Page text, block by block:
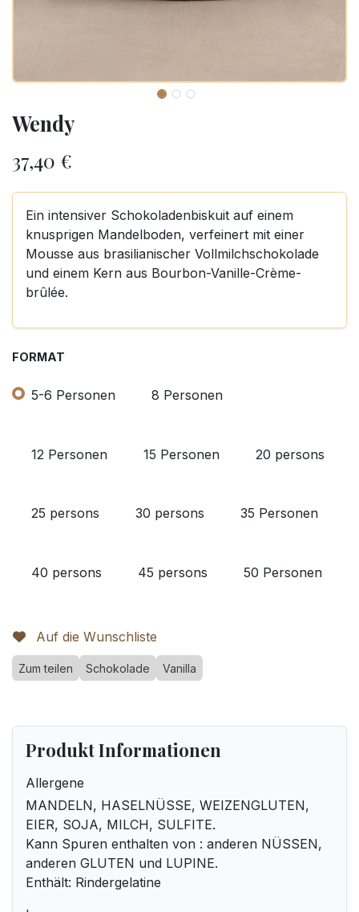
Wendy
37,40 €
Ein intensiver Schokoladenbiskuit auf einem
knusprigen Mandelboden, verfeinert mit einer
Mousse aus brasilianischer Vollmilchschokolade
und einem Kern aus Bourbon-Vanille-Crème-
brûlée.
FORMAT
5-6 Personen 8 Personen
12 Personen 15 Personen 20 persons
25 persons 30 persons 35 Personen
40 persons 45 persons 50 Personen
Auf die Wunschliste
Zum teilen Schokolade Vanilla
Produkt Informationen
Allergene
MANDELN, HASELNÜSSE, WEIZENGLUTEN,
EIER, SOJA, MILCH, SULFITE.
Kann Spuren enthalten von : anderen NÜSSEN,
anderen GLUTEN und LUPINE.
Enthält: Rindergelatine